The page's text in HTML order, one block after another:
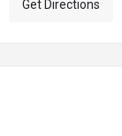
Get Directions